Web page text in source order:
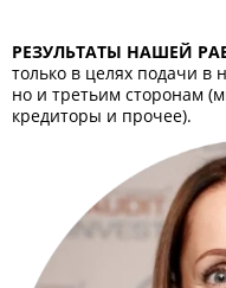
РЕЗУЛЬТАТЫ НАШЕЙ
только в целях подачи
но и третьим сторонам
кредиторы и прочее).